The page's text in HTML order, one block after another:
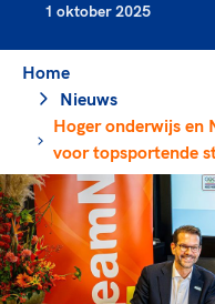
Merkbescherming
Onze partners
Geven aan Sport
Sportonderzoek
Sportakkoord II
Beleidsmedewerkers
Clubbestuurders
Coördinatoren en
Trainer-coaches
Officials
Veilige en integere
Diversiteit en inclusie
Gezonde
Voor talentvolle
Atletencommissie
Paralympische
TeamNL Academie
Kennisaanbod
Voor bonden
Pers
1 oktober 2025
Home
Nieuws
Hoger onderwijs en
voor topsportende